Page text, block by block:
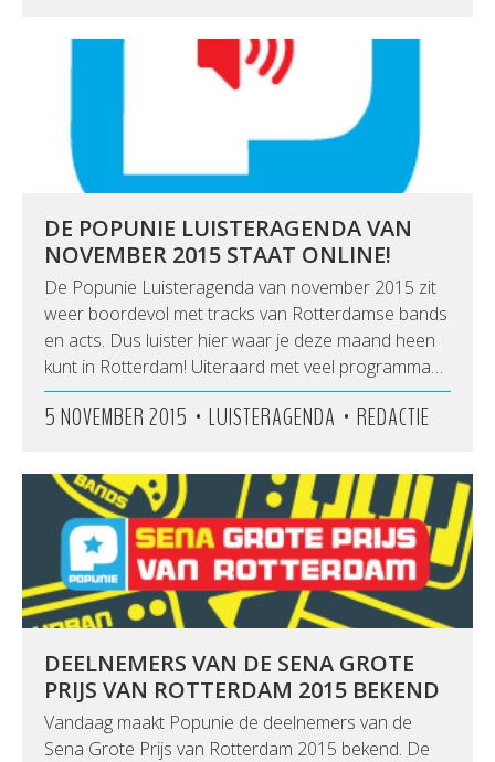
DE POPUNIE LUISTERAGENDA VAN
NOVEMBER 2015 STAAT ONLINE!
De Popunie Luisteragenda van november 2015 zit
weer boordevol met tracks van Rotterdamse bands
en acts. Dus luister hier waar je deze maand heen
kunt in Rotterdam! Uiteraard met veel programma…
5 NOVEMBER 2015 • LUISTERAGENDA • REDACTIE
DEELNEMERS VAN DE SENA GROTE
PRIJS VAN ROTTERDAM 2015 BEKEND
Vandaag maakt Popunie de deelnemers van de
Sena Grote Prijs van Rotterdam 2015 bekend. De